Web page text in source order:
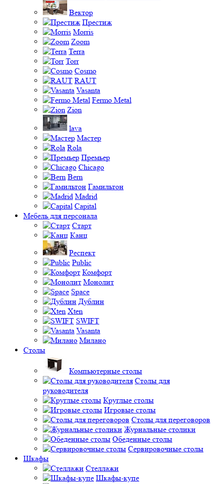
Вектор
Престиж
Morris
Zoom
Terra
Torr
Cosmo
RAUT
Vasanta
Fermo Metal
Zion
lava
Мастер
Rola
Премьер
Chicago
Bern
Гамильтон
Madrid
Capital
Мебель для персонала
Старт
Канц
Респект
Public
Комфорт
Монолит
Space
Дублин
Xten
SWIFT
Vasanta
Милано
Столы
Компьютерные столы
Столы для
руководителя
Круглые столы
Игровые столы
Столы для переговоров
Журнальные столики
Обеденные столы
Сервировочные столы
Шкафы
Стеллажи
Шкафы-купе